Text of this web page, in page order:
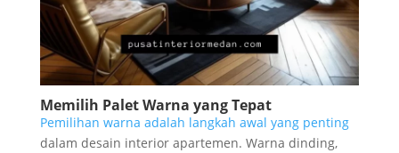
Memilih Palet Warna yang Tepat
Pemilihan warna adalah langkah awal yang penting
dalam desain interior apartemen. Warna dinding,